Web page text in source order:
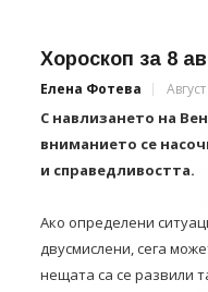
Хороскоп за 8
Елена Фотева
С навлизането на
вниманието се
и справедливостта.
Ако определени
двусмислени, сега
нещата са се развили